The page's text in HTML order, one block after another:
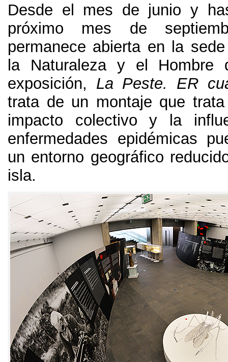
Desde el mes de junio y
próximo mes de
permanece abierta en la
la Naturaleza y el Hombre
exposición, La Peste. ER
trata de un montaje que
impacto colectivo y la
enfermedades epidémicas
un entorno geográfico
isla.